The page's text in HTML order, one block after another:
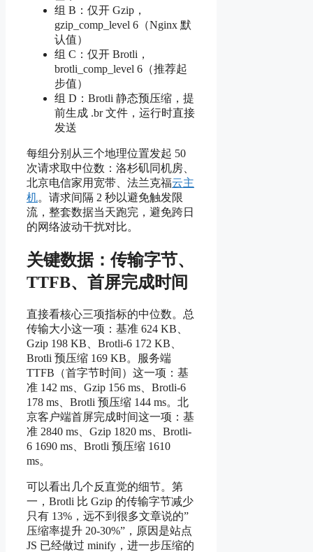
组 B：仅开 Gzip，
gzip_comp_level 6（Nginx 默
认值）
组 C：仅开 Brotli，
brotli_comp_level 6（推荐起
步值）
组 D：Brotli 静态预压缩，提
前生成 .br 文件，运行时直接
发送
每组分别从三个地理位置发起 50
次请求取中位数：洛杉矶同机房、
北京电信家用宽带、法兰克福云主
机。请求间隔 2 秒以避免触发限
流，整套数据当天跑完，避免跨日
的网络波动干扰对比。
关键数据：传输字节、
TTFB、首屏完成时间
直接看核心三项指标的中位数。总
传输大小这一项：基准 624 KB、
Gzip 198 KB、Brotli-6 172 KB、
Brotli 预压缩 169 KB。服务端
TTFB（首字节时间）这一项：基
准 142 ms、Gzip 156 ms、Brotli-6
178 ms、Brotli 预压缩 144 ms。北
京客户端首屏完成时间这一项：基
准 2840 ms、Gzip 1820 ms、Brotli-
6 1690 ms、Brotli 预压缩 1610
ms。
可以看出几个反直觉的细节。第
一，Brotli 比 Gzip 的传输字节减少
只有 13%，远不到很多文章说的”
压缩率提升 20-30%”，原因是站点
JS 已经做过 minify，进一步压缩的